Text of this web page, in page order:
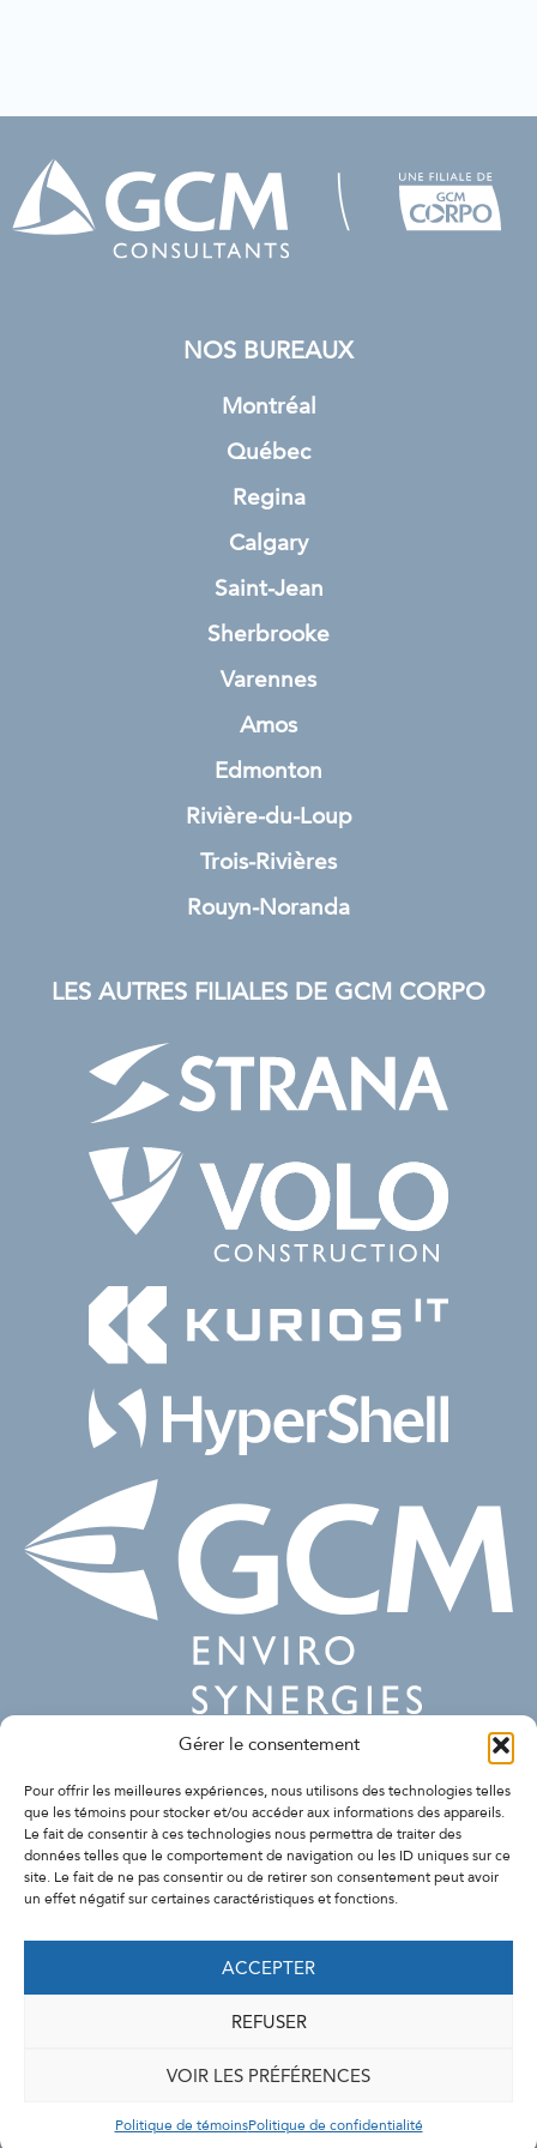
Gérer le consentement
Pour offrir les meilleures expériences, nous utilisons des technologies telles
que les témoins pour stocker et/ou accéder aux informations des appareils.
Le fait de consentir à ces technologies nous permettra de traiter des
données telles que le comportement de navigation ou les ID uniques sur ce
site. Le fait de ne pas consentir ou de retirer son consentement peut avoir
un effet négatif sur certaines caractéristiques et fonctions.
ACCEPTER
REFUSER
VOIR LES PRÉFÉRENCES
Politique de témoinsPolitique de confidentialité
NOS BUREAUX
Montréal
Québec
Regina
Calgary
Saint-Jean
Sherbrooke
Varennes
Amos
Edmonton
Rivière-du-Loup
Trois-Rivières
Rouyn-Noranda
LES AUTRES FILIALES DE GCM CORPO
Little Big Web.